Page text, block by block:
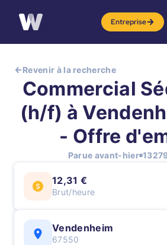
Entreprise
Revenir à la recherche
Commercial
(h/f) à
- Offre
Parue avant-hier
12,31 €
Brut/heure
Vendenheim
67550